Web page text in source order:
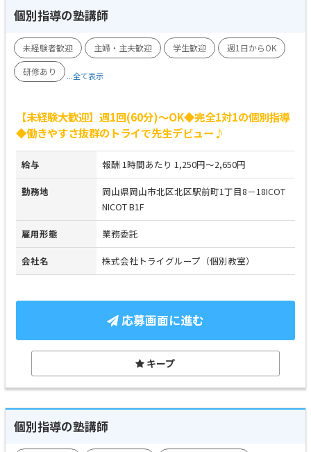
個別指導の塾講師
未経験者歓迎 主婦・主夫歓迎 学生歓迎
週1日からOK
研修あり
...全て表示
【未経験大歓迎】週1回(60分)～OK◆完全1対1の個別指導
◆働きやすさ抜群のトライで先生デビュー♪
給与 報酬 1時間あたり 1,250円～2,650円
勤務地
岡山県岡山市北区北区駅前町1丁目8－18ICOT
NICOT B1F
雇用形態 業務委託
会社名 株式会社トライグループ（個別教室）
応募画面に進む
キープ
個別指導の塾講師